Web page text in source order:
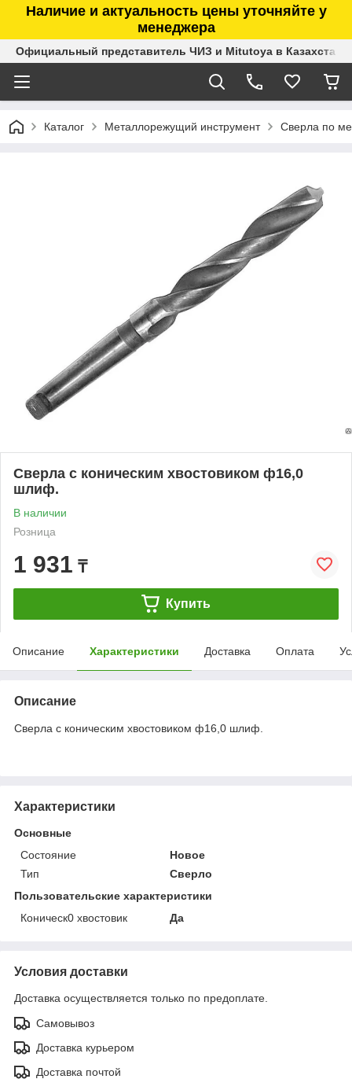
Наличие и актуальность цены уточняйте у
менеджера
Официальный представитель ЧИЗ и Mitutoya в Казахстане
Каталог Металлорежущий инструмент Сверла по
Сверла с коническим хвостовиком ф16,0
шлиф.
В наличии
Розница
1 931 ₸
Купить
Описание Характеристики Доставка Оплата
Описание
Сверла с коническим хвостовиком ф16,0 шлиф.
Характеристики
Основные
Состояние
Новое
Тип
Сверло
Пользовательские характеристики
Коническ0 хвостовик
Да
Условия доставки
Доставка осуществляется только по предоплате.
Самовывоз
Доставка курьером
Доставка почтой